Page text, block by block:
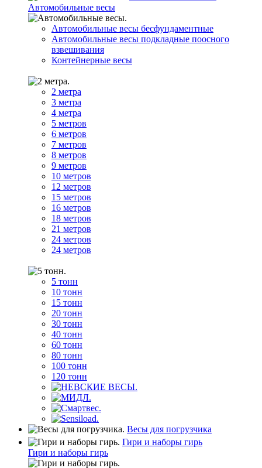
Автомобильные весы
Автомобильные весы бесфундаментные
Автомобильные весы подкладные поосного
взвешивания
Контейнерные весы
2 метра
3 метра
4 метра
5 метров
6 метров
7 метров
8 метров
9 метров
10 метров
12 метров
15 метров
16 метров
18 метров
21 метров
24 метров
24 метров
5 тонн
10 тонн
15 тонн
20 тонн
30 тонн
40 тонн
60 тонн
80 тонн
100 тонн
120 тонн
Весы для погрузчика
Гири и наборы гирь
Гири и наборы гирь